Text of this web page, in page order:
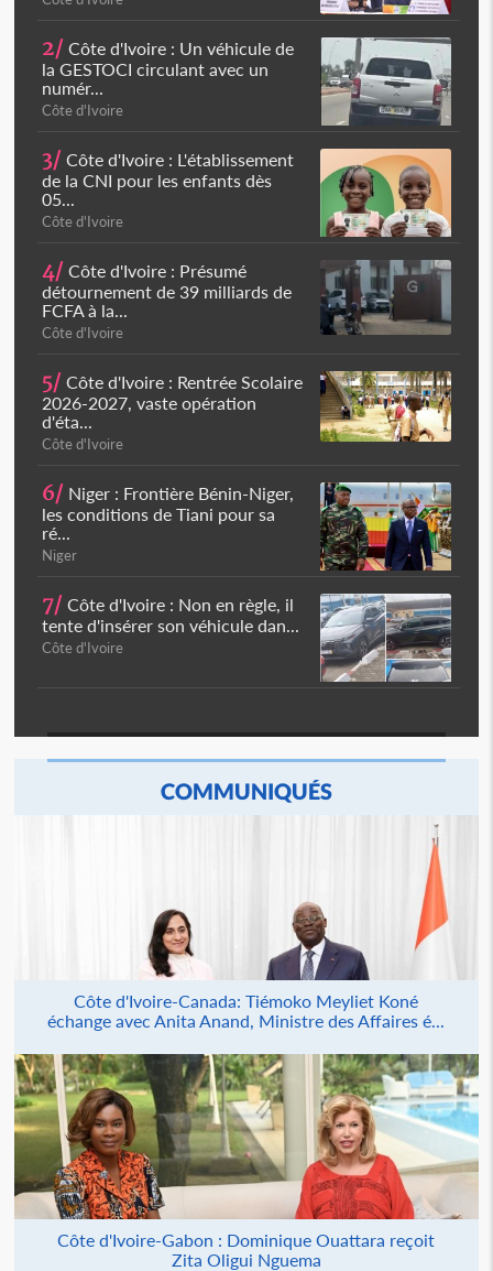
2/ Côte d'Ivoire : Un véhicule de
la GESTOCI circulant avec un
numér...
Côte d'Ivoire
3/ Côte d'Ivoire : L'établissement
de la CNI pour les enfants dès
05...
Côte d'Ivoire
4/ Côte d'Ivoire : Présumé
détournement de 39 milliards de
FCFA à la...
Côte d'Ivoire
5/ Côte d'Ivoire : Rentrée Scolaire
2026-2027, vaste opération
d'éta...
Côte d'Ivoire
6/ Niger : Frontière Bénin-Niger,
les conditions de Tiani pour sa
ré...
Niger
7/ Côte d'Ivoire : Non en règle, il
tente d'insérer son véhicule dan...
Côte d'Ivoire
COMMUNIQUÉS
Côte d'Ivoire-Canada: Tiémoko Meyliet Koné
échange avec Anita Anand, Ministre des Affaires é...
Côte d'Ivoire-Gabon : Dominique Ouattara reçoit
Zita Oligui Nguema